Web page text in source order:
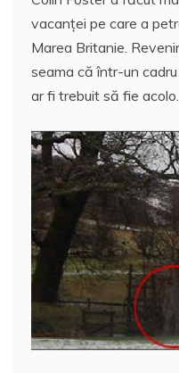
c
e
b
o
o
k
itt
er
ai
l
p
vacanţei pe care a
Marea Britanie.
seama că într-un
ar fi trebuit să fie acolo.